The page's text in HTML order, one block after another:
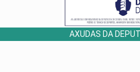
AXUDAS DA